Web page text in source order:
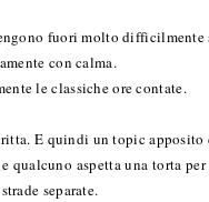
fuori molto
con calma.
le classiche ore contate.
E quindi un topic apposito
qualcuno aspetta una torta
separate.